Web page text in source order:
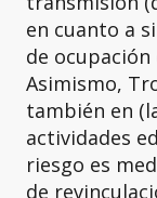
en cuanto a
de ocupación
Asimismo,
también en
actividades
riesgo es
de